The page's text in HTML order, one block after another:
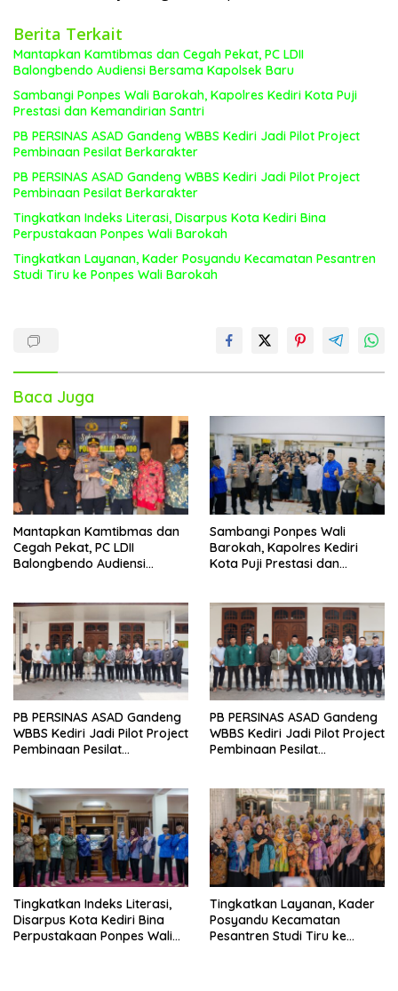
Berita Terkait
Mantapkan Kamtibmas dan Cegah Pekat, PC LDII
Balongbendo Audiensi Bersama Kapolsek Baru
Sambangi Ponpes Wali Barokah, Kapolres Kediri Kota Puji
Prestasi dan Kemandirian Santri
PB PERSINAS ASAD Gandeng WBBS Kediri Jadi Pilot Project
Pembinaan Pesilat Berkarakter
PB PERSINAS ASAD Gandeng WBBS Kediri Jadi Pilot Project
Pembinaan Pesilat Berkarakter
Tingkatkan Indeks Literasi, Disarpus Kota Kediri Bina
Perpustakaan Ponpes Wali Barokah
Tingkatkan Layanan, Kader Posyandu Kecamatan Pesantren
Studi Tiru ke Ponpes Wali Barokah
Baca Juga
Mantapkan Kamtibmas dan
Cegah Pekat, PC LDII
Balongbendo Audiensi
Sambangi Ponpes Wali
Barokah, Kapolres Kediri
Kota Puji Prestasi dan
PB PERSINAS ASAD Gandeng
WBBS Kediri Jadi Pilot Project
Pembinaan Pesilat
PB PERSINAS ASAD Gandeng
WBBS Kediri Jadi Pilot Project
Pembinaan Pesilat
Tingkatkan Indeks Literasi,
Disarpus Kota Kediri Bina
Perpustakaan Ponpes Wali
Tingkatkan Layanan, Kader
Posyandu Kecamatan
Pesantren Studi Tiru ke